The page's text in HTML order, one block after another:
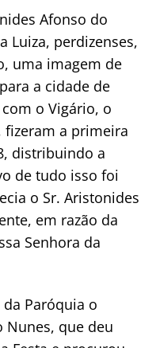
Afonso do
Luiza, perdizenses,
uma imagem de
a cidade de
o Vigário, o
fizeram a primeira
distribuindo a
de tudo isso foi
o Sr. Aristonides
em razão da
Senhora da
Paróquia o
Nunes, que deu